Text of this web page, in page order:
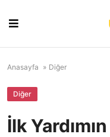
content
Anasayfa » Diğer
Diğer
İlk